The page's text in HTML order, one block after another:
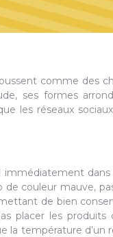
comme des
ses formes
les réseaux
dans
couleur mauve,
de bien
placer les produits
la température d’un